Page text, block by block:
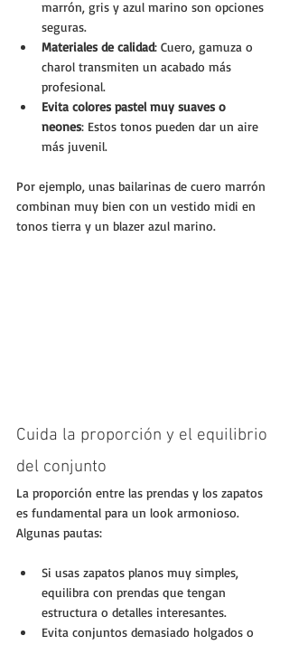
marrón, gris y azul marino son opciones
seguras.
Materiales de calidad: Cuero, gamuza o
charol transmiten un acabado más
profesional.
Evita colores pastel muy suaves o
neones: Estos tonos pueden dar un aire
más juvenil.
Por ejemplo, unas bailarinas de cuero marrón
combinan muy bien con un vestido midi en
tonos tierra y un blazer azul marino.
Cuida la proporción y el equilibrio
del conjunto
La proporción entre las prendas y los zapatos
es fundamental para un look armonioso.
Algunas pautas:
Si usas zapatos planos muy simples,
equilibra con prendas que tengan
estructura o detalles interesantes.
Evita conjuntos demasiado holgados o